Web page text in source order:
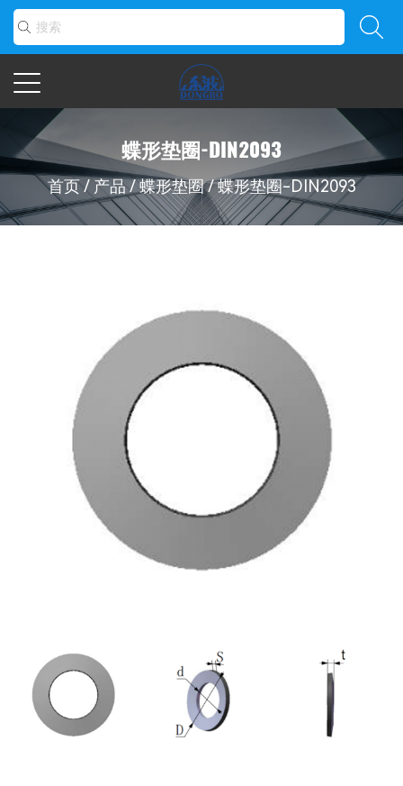
蝶形垫圈-DIN2093
首页/ 产品 /蝶形垫圈/蝶形垫圈-DIN2093